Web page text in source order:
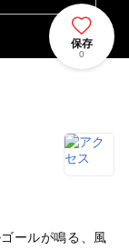
保存
0
ールが鳴る、風